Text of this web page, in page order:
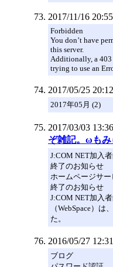
2017/11/16
Forbidden
You don’t have
this server.
Additionally, a 403
trying to use an
2017/05/25
2017年05月 (2)
2017/03/03
ぞ雑記。ωもみ
J:COM NET加入
終了のお知らせ
ホームページサー
終了のお知らせ
J:COM NET加入
（WebSpace）
た。
2016/05/27
ブログ